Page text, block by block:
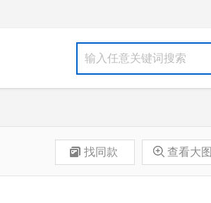
找同款 查看大图